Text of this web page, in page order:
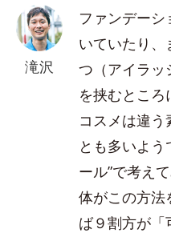
滝沢
ファンデー
いていたり、
つ（アイラッ
を挟むところ
コスメは違う
とも多いよ
ール”で考え
体がこの方法
ば９割方が「